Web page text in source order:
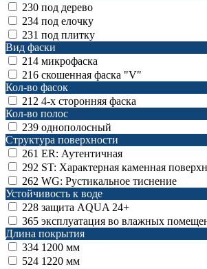
230 под дерево
234 под елочку
231 под плитку
Вид фаски
214 микрофаска
216 скошенная фаска "V"
Кол-во фасок
212 4-х сторонняя фаска
Кол-во полос
239 однополосный
Структура поверхности
261 ER: Аутентичная
292 ST: Характерная каменная
262 WG: Рустикальное тиснение
Устойчивость к воде
228 защита AQUA 24+
365 эксплуатация во влажных
Длина покрытия
334 1200 мм
524 1220 мм